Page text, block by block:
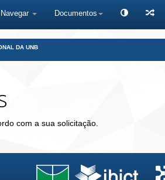
Navegar Documentos
DA UNB
com a sua solicitação.